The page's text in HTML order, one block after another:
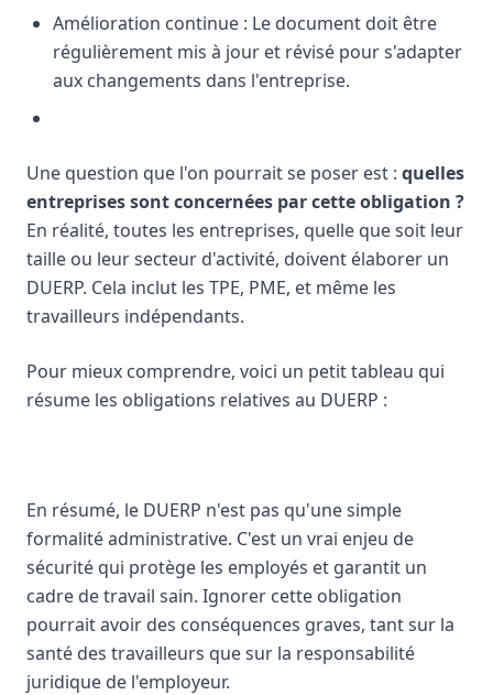
Amélioration continue : Le document doit être
régulièrement mis à jour et révisé pour s'adapter
aux changements dans l'entreprise.
Une question que l'on pourrait se poser est : quelles
entreprises sont concernées par cette obligation ?
En réalité, toutes les entreprises, quelle que soit leur
taille ou leur secteur d'activité, doivent élaborer un
DUERP. Cela inclut les TPE, PME, et même les
travailleurs indépendants.
Pour mieux comprendre, voici un petit tableau qui
résume les obligations relatives au DUERP :
En résumé, le DUERP n'est pas qu'une simple
formalité administrative. C'est un vrai enjeu de
sécurité qui protège les employés et garantit un
cadre de travail sain. Ignorer cette obligation
pourrait avoir des conséquences graves, tant sur la
santé des travailleurs que sur la responsabilité
juridique de l'employeur.